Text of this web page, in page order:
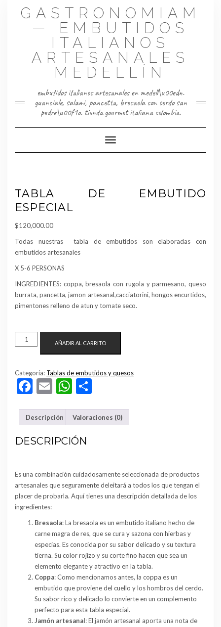
GASTRONOMIAM
— EMBUTIDOS
ITALIANOS
ARTESANALES
MEDELLÍN
embutidos italianos artesanales en medell\u00edn.
guanciale, salami, pancetta, bresaola con cerdo san
pedre\u00f1o. tienda gourmet italiana colombia.
Cambiar modo de navegación
TABLA DE EMBUTIDO
ESPECIAL
$120,000.00
Todas nuestras tabla de embutidos son elaboradas con
embutidos artesanales
X 5-6 PERSONAS
INGREDIENTES: coppa, bresaola con rugola y parmesano, queso
burrata, pancetta, jamon artesanal,cacciatorini, hongos encurtidos,
pimentones relleno de atun y tomate seco.
TABLA
DE
ESPECIAL
CANTIDAD
AÑADIR AL CARRITO
Categoría: Tablas de embutidos y quesos
Facebook
EmailWhatsApp
Descripción Valoraciones (0)
DESCRIPCIÓN
Es una combinación cuidadosamente seleccionada de productos
artesanales que seguramente deleitará a todos los que tengan el
placer de probarla. Aquí tienes una descripción detallada de los
ingredientes:
Bresaola: La bresaola es un embutido italiano hecho de
carne magra de res, que se cura y sazona con hierbas y
especias. Es conocida por su sabor delicado y su textura
tierna. Su color rojizo y su corte fino hacen que sea un
elemento elegante y atractivo en la tabla.
Coppa: Como mencionamos antes, la coppa es un
embutido que proviene del cuello y los hombros del cerdo.
Su sabor rico y delicado lo convierte en un complemento
perfecto para esta tabla especial.
Jamón artesanal: El jamón artesanal aporta una nota de